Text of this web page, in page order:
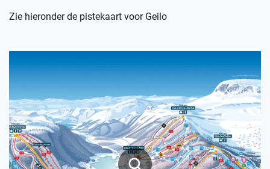
Zie hieronder de pistekaart voor Geilo